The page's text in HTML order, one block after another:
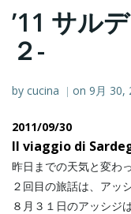
’11 サル
２-
by cucina | on 9月 30,
2011/09/30
Il viaggio di
昨日までの天気と変わ
２回目の旅話は、アッ
８月３１日のアッシジ